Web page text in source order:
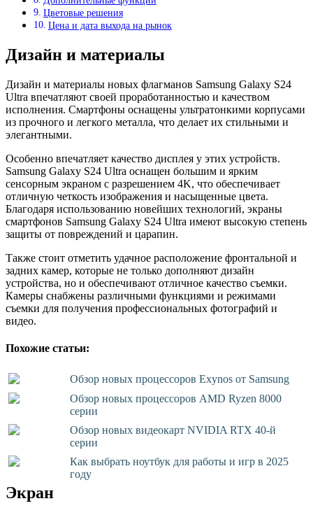
Цветовые решения
Цена и дата выхода на рынок
Дизайн и материалы
Дизайн и материалы новых флагманов Samsung Galaxy S24
Ultra впечатляют своей проработанностью и качеством
исполнения. Смартфоны оснащены ультратонкими корпусами
из прочного и легкого металла, что делает их стильными и
элегантными.
Особенно впечатляет качество дисплея у этих устройств.
Samsung Galaxy S24 Ultra оснащен большим и ярким
сенсорным экраном с разрешением 4K, что обеспечивает
отличную четкость изображения и насыщенные цвета.
Благодаря использованию новейших технологий, экраны
смартфонов Samsung Galaxy S24 Ultra имеют высокую степень
защиты от повреждений и царапин.
Также стоит отметить удачное расположение фронтальной и
задних камер, которые не только дополняют дизайн
устройства, но и обеспечивают отличное качество съемки.
Камеры снабжены различными функциями и режимами
съемки для получения профессиональных фотографий и
видео.
Похожие статьи:
Обзор новых процессоров Exynos от Samsung
Обзор новых процессоров AMD Ryzen 8000
серии
Обзор новых видеокарт NVIDIA RTX 40-й
серии
Как выбрать ноутбук для работы и игр в 2025
году
Экран